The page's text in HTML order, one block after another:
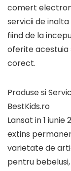
comert
servicii de
fiind de la
oferite acestuia
corect.
Produse si
BestKids.ro
Lansat in 1
extins
varietate de
pentru